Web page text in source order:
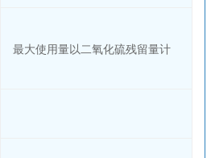
最大使用量以二氧化硫残留量计